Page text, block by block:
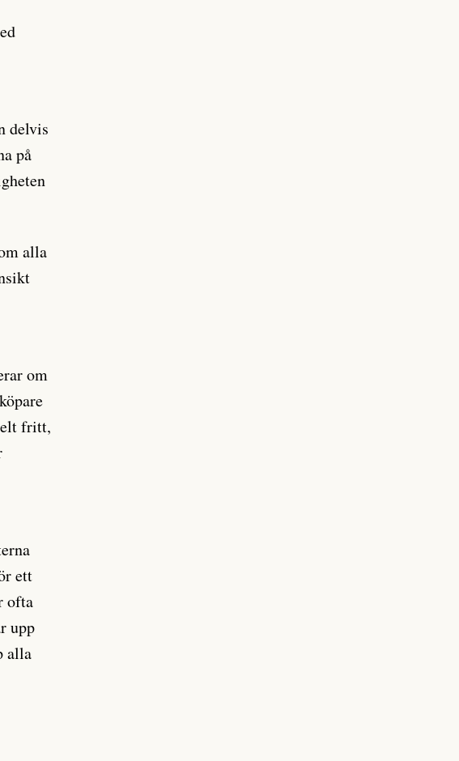
delvis
på
alla
om
fritt,
ett
ofta
upp
alla